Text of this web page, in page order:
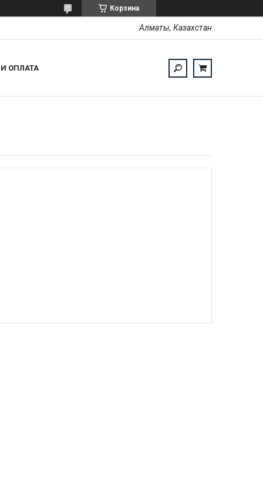
Корзина
Алматы, Казахстан
ОПЛАТА